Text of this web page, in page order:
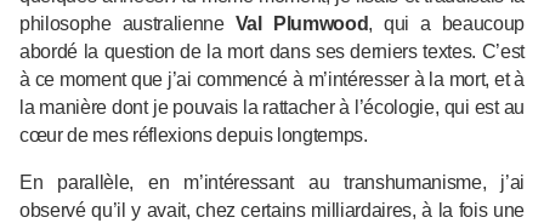
philosophe australienne Val Plumwood, qui a beaucoup
abordé la question de la mort dans ses derniers textes. C’est
à ce moment que j’ai commencé à m’intéresser à la mort, et à
la manière dont je pouvais la rattacher à l’écologie, qui est au
cœur de mes réflexions depuis longtemps.
En parallèle, en m’intéressant au transhumanisme, j’ai
observé qu’il y avait, chez certains milliardaires, à la fois une